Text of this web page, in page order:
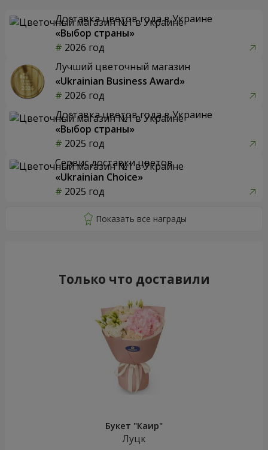
Доставка цветов года в Украине
«Выбор страны»
2026 год
Лучший цветочный магазин
«Ukrainian Business Award»
2026 год
Доставка цветов года в Украине
«Выбор страны»
2025 год
Сервис доставки цветов
«Ukrainian Choice»
2025 год
Только что доставили
Букет "Каир"
Луцк